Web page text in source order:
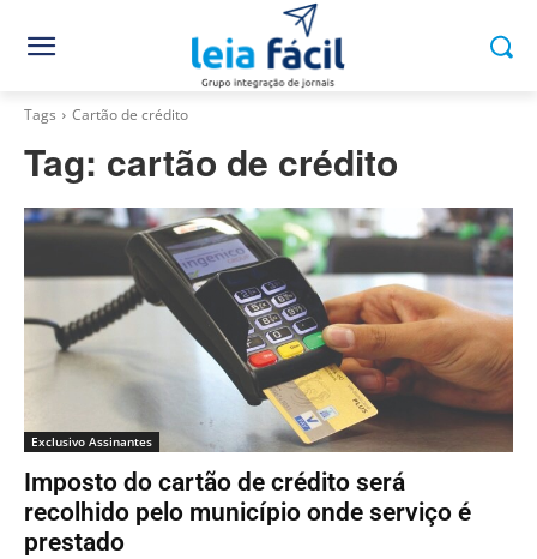
Tags Cartão de crédito
Tag: cartão de crédito
Exclusivo Assinantes
Imposto do cartão de crédito será
recolhido pelo município onde serviço é
prestado